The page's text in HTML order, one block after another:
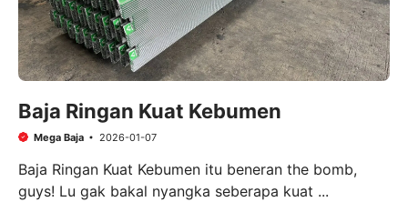
Baja Ringan Kuat Kebumen
Mega Baja 2026-01-07
Baja Ringan Kuat Kebumen itu beneran the bomb,
guys! Lu gak bakal nyangka seberapa kuat ...